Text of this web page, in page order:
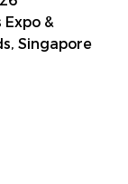
Expo &
Singapore